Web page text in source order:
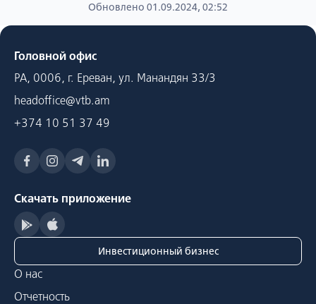
Обновлено 01.09.2024, 02:52
Головной офис
РА, 0006, г. Ереван, ул. Манандян 33/3
headoffice@vtb.am
+374 10 51 37 49
Скачать приложение
Инвестиционный бизнес
О нас
Отчетность